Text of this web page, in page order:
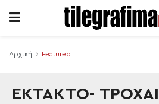
Αρχική Featured
ΕΚΤΑΚΤΟ-